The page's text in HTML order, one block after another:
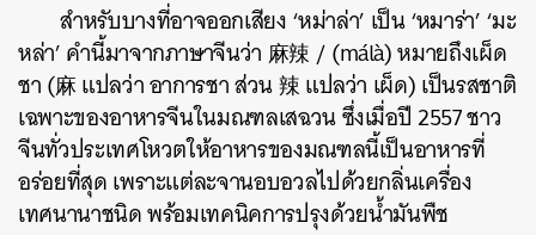
สำหรับบางที่อาจออกเสียง ‘หม่าล่า’ เป็น ‘หมาร่า’ ‘มะ
หล่า’ คำนี้มาจากภาษาจีนว่า 麻辣 / (má​là) หมายถึงเผ็ด
ชา (麻 แปลว่า อาการชา ส่วน 辣 แปลว่า เผ็ด) เป็นรสชาติ
เฉพาะของอาหารจีนในมณฑลเสฉวน ซึ่งเมื่อปี 2557 ชาว
จีนทั่วประเทศโหวตให้อาหารของมณฑลนี้เป็นอาหารที่
อร่อยที่สุด เพราะแต่ละจานอบอวลไปด้วยกลิ่นเครื่อง
เทศนานาชนิด พร้อมเทคนิคการปรุงด้วยน้ำมันพืช